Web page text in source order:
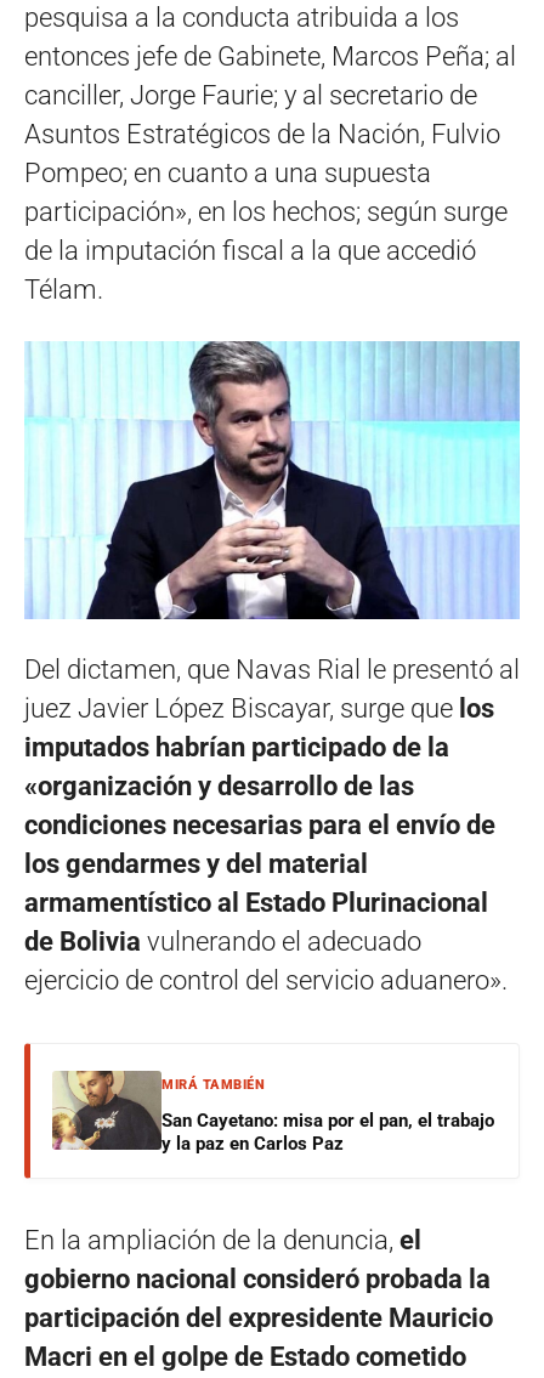
pesquisa a la conducta atribuida a los
entonces jefe de Gabinete, Marcos Peña; al
canciller, Jorge Faurie; y al secretario de
Asuntos Estratégicos de la Nación, Fulvio
Pompeo; en cuanto a una supuesta
participación», en los hechos; según surge
de la imputación fiscal a la que accedió
Télam.
Del dictamen, que Navas Rial le presentó al
juez Javier López Biscayar, surge que los
imputados habrían participado de la
«organización y desarrollo de las
condiciones necesarias para el envío de
los gendarmes y del material
armamentístico al Estado Plurinacional
de Bolivia vulnerando el adecuado
ejercicio de control del servicio aduanero».
MIRÁ TAMBIÉN
San Cayetano: misa por el pan, el trabajo
y la paz en Carlos Paz
En la ampliación de la denuncia, el
gobierno nacional consideró probada la
participación del expresidente Mauricio
Macri en el golpe de Estado cometido